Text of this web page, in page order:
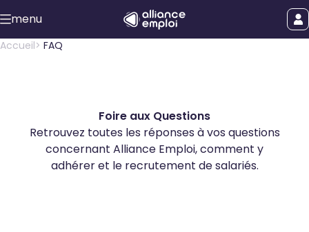
Accéder au contenu principal
Afficher le
menu
le menu
Accueil FAQ
Foire aux Questions
Retrouvez toutes les réponses à vos questions
concernant Alliance Emploi, comment y
adhérer et le recrutement de salariés.